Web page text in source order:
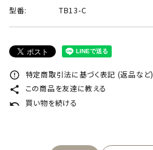
型番: TB13-C
error_outline 特定商取引法に基づく表記 (返品など)
share この商品を友達に教える
undo 買い物を続ける